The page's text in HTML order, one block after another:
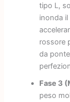
tipo L,
inonda il
rossore
da
Fase 3
peso